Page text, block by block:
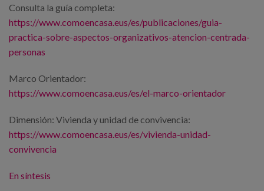
Consulta la guía completa:
https://www.comoencasa.eus/es/publicaciones/guia-
practica-sobre-aspectos-organizativos-atencion-centrada-
personas
Marco Orientador:
https://www.comoencasa.eus/es/el-marco-orientador
Dimensión: Vivienda y unidad de convivencia:
https://www.comoencasa.eus/es/vivienda-unidad-
convivencia
En síntesis